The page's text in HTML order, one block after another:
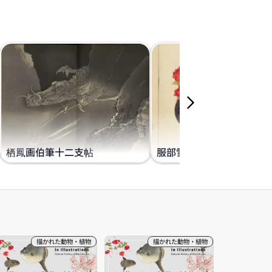
栖鳳画伯筆十二支帖 服部雪斎の『華鳥譜』